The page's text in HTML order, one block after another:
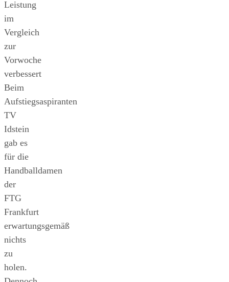
Leistung
im
Vergleich
zur
Vorwoche
verbessert
Beim
Aufstiegsaspiranten
TV
Idstein
gab es
für die
Handballdamen
der
FTG
Frankfurt
erwartungsgemäß
nichts
zu
holen.